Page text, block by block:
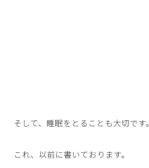
そして、睡眠をとることも大切です。
これ、以前に書いております。